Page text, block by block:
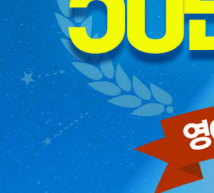
What took you so long? 왜 이렇게 늦었어
Anything good happen? 무슨 좋은 일 있어
039 It’s coming up 얼마 안 남았어
Let me out over there 저기서 내려 줘
041 She was upset 그녀가 화났어
You’re all talk 늘 말뿐이야
I go along with that 동의해요
I’m sick of this 완전 질렸어
What brings you here? 여긴 어쩐 일이야?
046 How did it go? 어떻게 됐어?
047 Math’s not my thing 수학은 싫어